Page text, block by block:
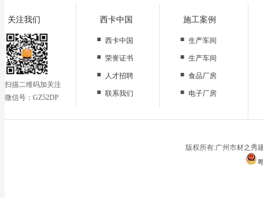
关注我们
扫描二维码加关注
微信号：GZ52DP
西卡中国
■ 西卡中国
■ 荣誉证书
■
人才招聘
■ 联系我们
施工案例
■ 生产车间
■ 生产车间
■ 食品厂房
■ 电子厂房
停车场
版权所有:广州市材之